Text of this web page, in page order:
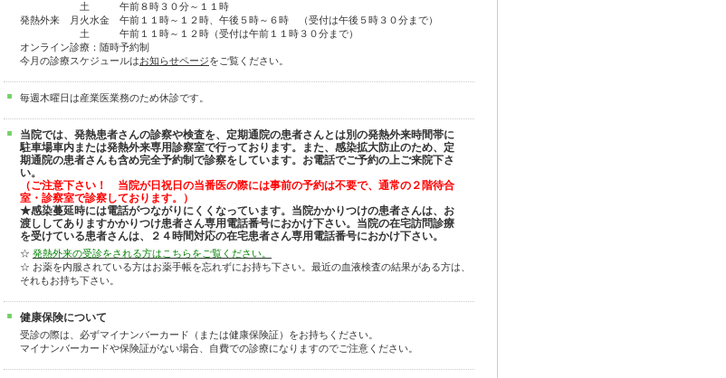
土 午前８時３０分～１１時
発熱外来 月火水金 午前１１時～１２時、午後５時～６時 （受付は午後５時３０分まで）
土 午前１１時～１２時（受付は午前１１時３０分まで）
オンライン診療：随時予約制
今月の診療スケジュールはお知らせページをご覧ください。
毎週木曜日は産業医業務のため休診です。
当院では、発熱患者さんの診察や検査を、定期通院の患者さんとは別の発熱外来時間帯に
駐車場車内または発熱外来専用診察室で行っております。また、感染拡大防止のため、定
期通院の患者さんも含め完全予約制で診察をしています。お電話でご予約の上ご来院下さ
い。
（ご注意下さい！ 当院が日祝日の当番医の際には事前の予約は不要で、通常の２階待合
室・診察室で診察しております。）
★感染蔓延時には電話がつながりにくくなっています。当院かかりつけの患者さんは、お
渡ししてありますかかりつけ患者さん専用電話番号におかけ下さい。当院の在宅訪問診療
を受けている患者さんは、２４時間対応の在宅患者さん専用電話番号におかけ下さい。
☆ 発熱外来の受診をされる方はこちらをご覧ください。
☆ お薬を内服されている方はお薬手帳を忘れずにお持ち下さい。最近の血液検査の結果がある方は、
それもお持ち下さい。
健康保険について
受診の際は、必ずマイナンバーカード（または健康保険証）をお持ちください。
マイナンバーカードや保険証がない場合、自費での診療になりますのでご注意ください。